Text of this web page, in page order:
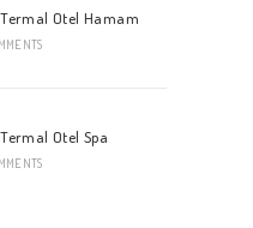
Otel Hamam
Otel Spa